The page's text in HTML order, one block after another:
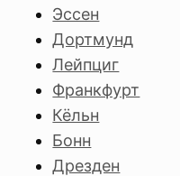
Эссен
Дортмунд
Лейпциг
Франкфурт
Кёльн
Бонн
Дрезден